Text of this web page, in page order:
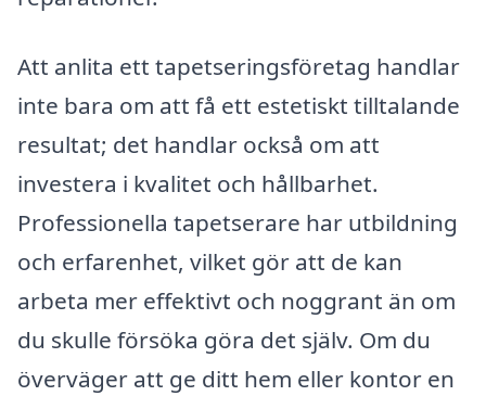
Att anlita ett tapetseringsföretag handlar
inte bara om att få ett estetiskt tilltalande
resultat; det handlar också om att
investera i kvalitet och hållbarhet.
Professionella tapetserare har utbildning
och erfarenhet, vilket gör att de kan
arbeta mer effektivt och noggrant än om
du skulle försöka göra det själv. Om du
överväger att ge ditt hem eller kontor en